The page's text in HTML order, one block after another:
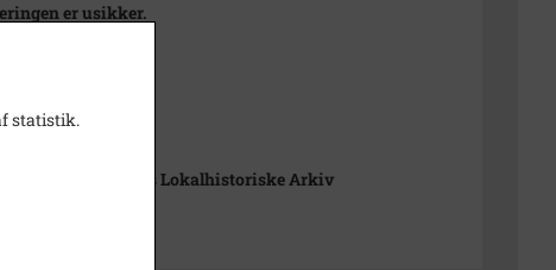
er usikker.
hvid negativ
og Omegns Lokalhistoriske Arkiv
statistik.